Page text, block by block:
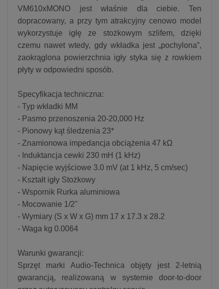
VM610xMONO jest właśnie dla ciebie. Ten
dopracowany, a przy tym atrakcyjny cenowo model
wykorzystuje igłę ze stożkowym szlifem, dzięki
czemu nawet wtedy, gdy wkładka jest „pochylona”,
zaokrąglona powierzchnia igły styka się z rowkiem
płyty w odpowiedni sposób.
Specyfikacja techniczna:
- Typ wkładki MM
- Pasmo przenoszenia 20-20,000 Hz
- Pionowy kąt śledzenia 23*
- Znamionowa impedancja obciążenia 47 kΩ
- Induktancja cewki 230 mH (1 kHz)
- Napięcie wyjściowe 3.0 mV (at 1 kHz, 5 cm/sec)
- Kształt igły Stożkowy
- Wspornik Rurka aluminiowa
- Mocowanie 1/2"
- Wymiary (S x W x G) mm 17 x 17.3 x 28.2
- Waga kg 0.0064
Warunki gwarancji:
Sprzęt marki Audio-Technica objęty jest 2-letnią
gwarancją, realizowaną w systemie door-to-door